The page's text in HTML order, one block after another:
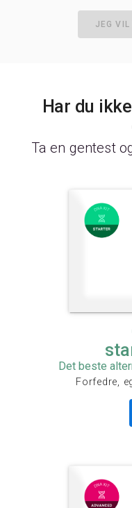
JEG VIL
Har du
Ta en gentest
Det beste
Forfedre,